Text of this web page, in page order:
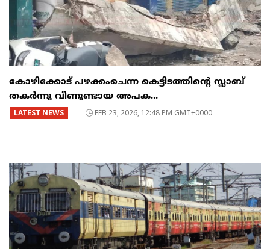
കോഴിക്കോട് പഴക്കംചെന്ന കെട്ടിടത്തിന്റെ സ്ലാബ്
തകർന്നു വീണുണ്ടായ അപക...
LATEST NEWS FEB 23, 2026, 12:48 PM GMT+0000